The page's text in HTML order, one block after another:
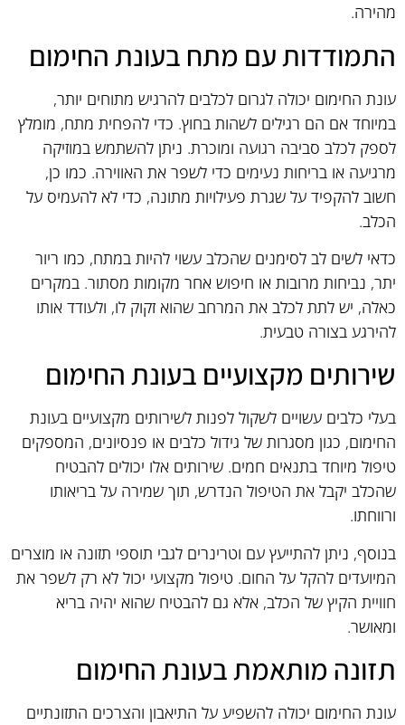
מהירה.
התמודדות עם מתח בעונת החימום
עונת החימום יכולה לגרום לכלבים להרגיש מתוחים יותר,
במיוחד אם הם רגילים לשהות בחוץ. כדי להפחית מתח, מומלץ
לספק לכלב סביבה רגועה ומוכרת. ניתן להשתמש במוזיקה
מרגיעה או בריחות נעימים כדי לשפר את האווירה. כמו כן,
חשוב להקפיד על שגרת פעילויות מתונה, כדי לא להעמיס על
הכלב.
כדאי לשים לב לסימנים שהכלב עשוי להיות במתח, כמו ריור
יתר, נביחות מרובות או חיפוש אחר מקומות מסתור. במקרים
כאלה, יש לתת לכלב את המרחב שהוא זקוק לו, ולעודד אותו
להירגע בצורה טבעית.
שירותים מקצועיים בעונת החימום
בעלי כלבים עשויים לשקול לפנות לשירותים מקצועיים בעונת
החימום, כגון מסגרות של גידול כלבים או פנסיונים, המספקים
טיפול מיוחד בתנאים חמים. שירותים אלו יכולים להבטיח
שהכלב יקבל את הטיפול הנדרש, תוך שמירה על בריאותו
ורווחתו.
בנוסף, ניתן להתייעץ עם וטרינרים לגבי תוספי תזונה או מוצרים
המיועדים להקל על החום. טיפול מקצועי יכול לא רק לשפר את
חוויית הקיץ של הכלב, אלא גם להבטיח שהוא יהיה בריא
ומאושר.
תזונה מותאמת בעונת החימום
עונת החימום יכולה להשפיע על התיאבון והצרכים התזונתיים